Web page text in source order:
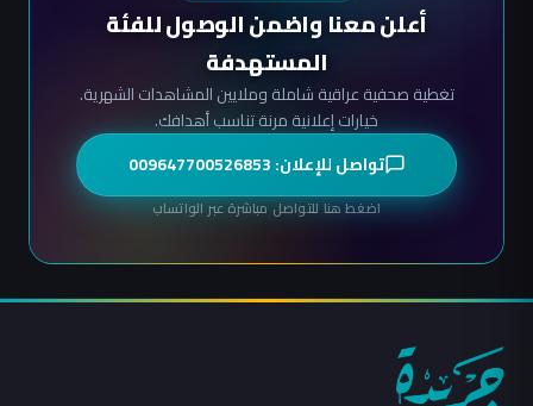
أعلن معنا واضمن الوصول للفئة
المستهدفة
تغطية صحفية عراقية شاملة وملايين المشاهدات الشهرية.
خيارات إعلانية مرنة تناسب أهدافك.
تواصل للإعلان: 009647700526853
اضغط هنا للتواصل مباشرة عبر الواتساب